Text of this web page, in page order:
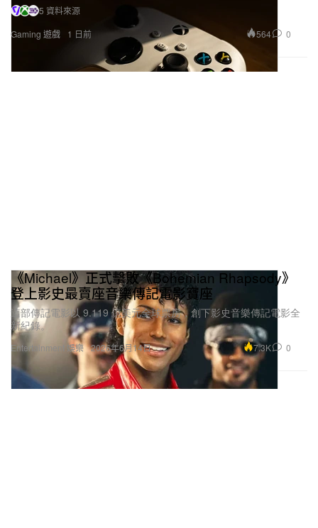
Gaming 遊戲
5 資料來源
1 日前
564 0
Entertainment 娛樂
《Michael》正式擊敗《Bohemian Rhapsody》
登上影史最賣座音樂傳記電影寶座
這部傳記電影以 9.119 億美元全球票房，創下影史音樂傳記電影全
新紀錄。
2026年6月14日 7.3K 0